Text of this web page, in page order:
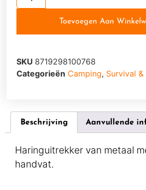
Toevoegen Aan
SKU 8719298100768
Categorieën Camping, Survival
Beschrijving Aanvullende
Haringuitrekker van metaal
handvat.